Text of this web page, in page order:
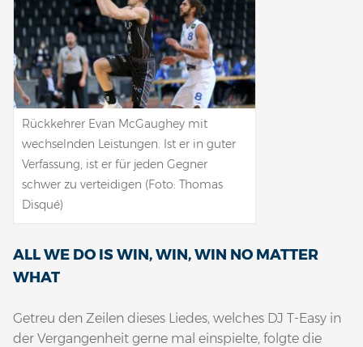
Rückkehrer Evan McGaughey mit
wechselnden Leistungen. Ist er in guter
Verfassung, ist er für jeden Gegner
schwer zu verteidigen (Foto: Thomas
Disqué)
ALL WE DO IS WIN, WIN, WIN NO MATTER
WHAT
Getreu den Zeilen dieses Liedes, welches DJ T-Easy in
der Vergangenheit gerne mal einspielte, folgte die